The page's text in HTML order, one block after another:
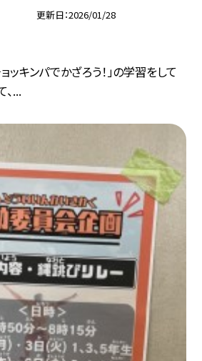
更新日 2026/01/28
ッキンパでかざろう！」の学習をして
、...